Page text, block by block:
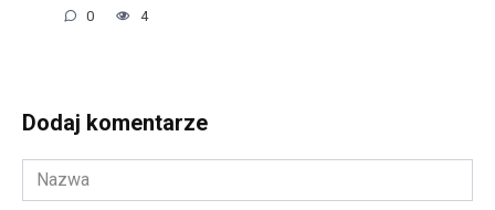
0 4
Dodaj komentarze
Nazwa
*